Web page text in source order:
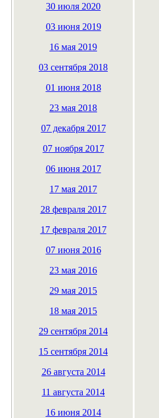
30 июля 2020
03 июня 2019
16 мая 2019
03 сентября 2018
01 июня 2018
23 мая 2018
07 декабря 2017
07 ноября 2017
06 июня 2017
17 мая 2017
28 февраля 2017
17 февраля 2017
07 июня 2016
23 мая 2016
29 мая 2015
18 мая 2015
29 сентября 2014
15 сентября 2014
26 августа 2014
11 августа 2014
16 июня 2014